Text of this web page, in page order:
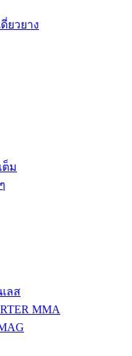
ยวยาง
ต็ม
ลส
MMA